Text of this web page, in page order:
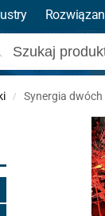
/ Synergia